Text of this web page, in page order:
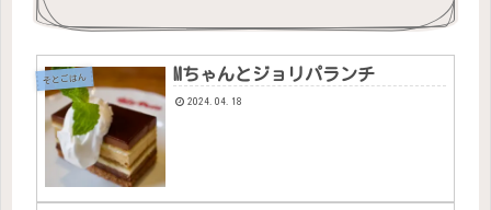
そとごはん Mちゃんとジョリパランチ
2024.04.18